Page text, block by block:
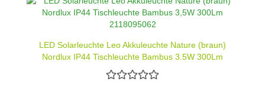
LED Solarleuchte Leo Akkuleuchte Nature (braun)
Nordlux IP44 Tischleuchte Bambus 3,5W 300Lm
2118095062